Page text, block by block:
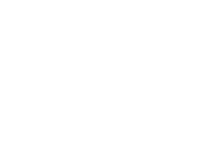
aspose-tasks-cloud-dotnet